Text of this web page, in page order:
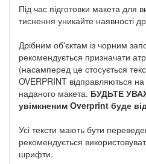
Під час підготовки макета для
тиснення уникайте наявності
Дрібним об'єктам із чорним
рекомендується призначати
(насамперед це стосується
OVERPRINT відправляються на
наданого макета. БУДЬТЕ
увімкненим Overprint буде
Усі тексти мають бути
рекомендується
шрифти.